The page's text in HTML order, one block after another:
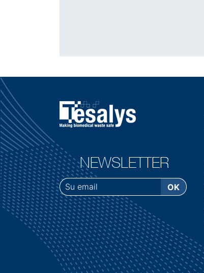
NEWSLETTER